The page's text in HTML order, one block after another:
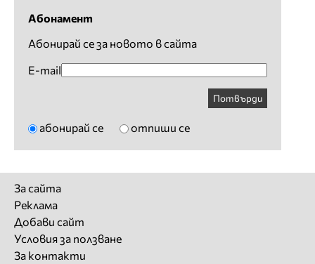
Абонамент
Абонирай се за новото в сайта
E-mail
Потвърди
абонирай се отпиши се
За сайта
Реклама
Добави сайт
Условия за ползване
За контакти